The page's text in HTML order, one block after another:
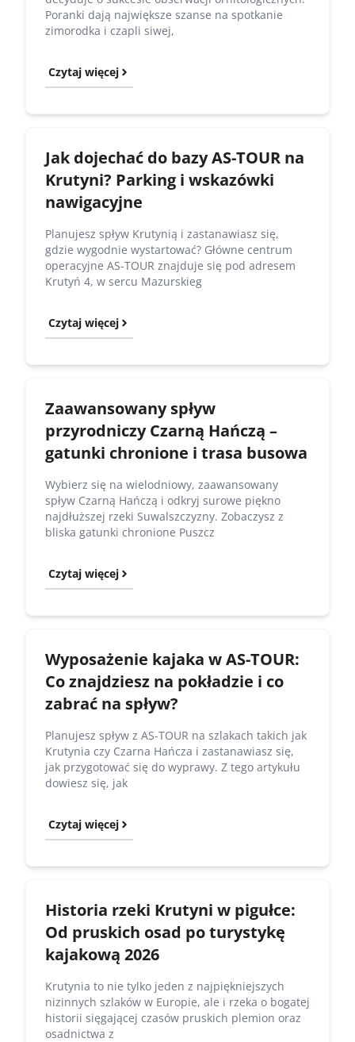
Poranki dają największe szanse na spotkanie
zimorodka i czapli siwej,
Czytaj więcej
Jak dojechać do bazy AS-TOUR na
Krutyni? Parking i wskazówki
nawigacyjne
Planujesz spływ Krutynią i zastanawiasz się,
gdzie wygodnie wystartować? Główne centrum
operacyjne AS-TOUR znajduje się pod adresem
Krutyń 4, w sercu Mazurskieg
Czytaj więcej
Zaawansowany spływ
przyrodniczy Czarną Hańczą –
gatunki chronione i trasa busowa
Wybierz się na wielodniowy, zaawansowany
spływ Czarną Hańczą i odkryj surowe piękno
najdłuższej rzeki Suwalszczyzny. Zobaczysz z
bliska gatunki chronione Puszcz
Czytaj więcej
Wyposażenie kajaka w AS-TOUR:
Co znajdziesz na pokładzie i co
zabrać na spływ?
Planujesz spływ z AS-TOUR na szlakach takich jak
Krutynia czy Czarna Hańcza i zastanawiasz się,
jak przygotować się do wyprawy. Z tego artykułu
dowiesz się, jak
Czytaj więcej
Historia rzeki Krutyni w pigułce:
Od pruskich osad po turystykę
kajakową 2026
Krutynia to nie tylko jeden z najpiękniejszych
nizinnych szlaków w Europie, ale i rzeka o bogatej
historii sięgającej czasów pruskich plemion oraz
osadnictwa z